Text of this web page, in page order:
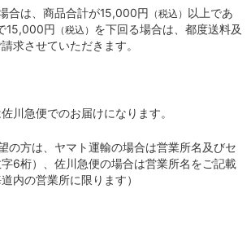
合は、商品合計が15,000円
（税込）
以上であ
15,000円
（税込） を下回る場合は、都度送料及
求させていただきます。
川急便でのお届けになります。
の方は、ヤマト運輸の場合は営業所名及びセ
6桁）、佐川急便の場合は営業所名をご記載
内の営業所に限ります）